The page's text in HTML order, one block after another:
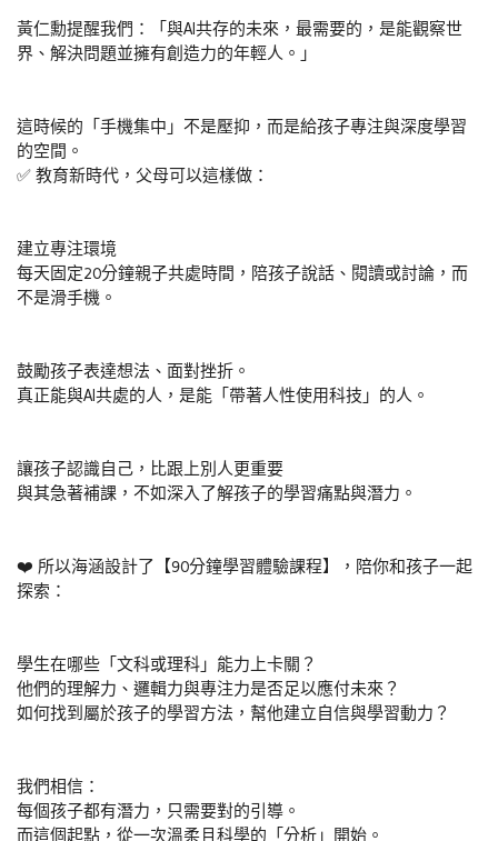
黃仁勳提醒我們：「與AI共存的未來，最需要的，是能觀察世
界、解決問題並擁有創造力的年輕人。」
這時候的「手機集中」不是壓抑，而是給孩子專注與深度學習
的空間。
✅ 教育新時代，父母可以這樣做：
建立專注環境
每天固定20分鐘親子共處時間，陪孩子說話、閱讀或討論，而
不是滑手機。
鼓勵孩子表達想法、面對挫折。
真正能與AI共處的人，是能「帶著人性使用科技」的人。
讓孩子認識自己，比跟上別人更重要
與其急著補課，不如深入了解孩子的學習痛點與潛力。
❤️ 所以海涵設計了【90分鐘學習體驗課程】，陪你和孩子一起
探索：
學生在哪些「文科或理科」能力上卡關？
他們的理解力、邏輯力與專注力是否足以應付未來？
如何找到屬於孩子的學習方法，幫他建立自信與學習動力？
我們相信：
每個孩子都有潛力，只需要對的引導。
而這個起點，從一次溫柔且科學的「分析」開始。